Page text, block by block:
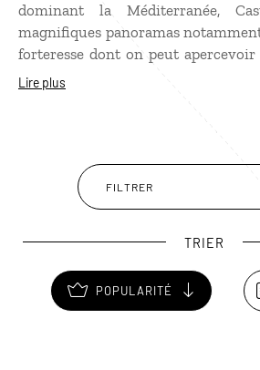
dominant la Méditerranée,
magnifiques panoramas
forteresse dont on peut apercevoir
clair. Il fait bon déambuler dans les
vous avez le temps, faites un
del’Elefante à quelques kilomètres
Lire plus
FILTRER
TRIER
POPULARITÉ